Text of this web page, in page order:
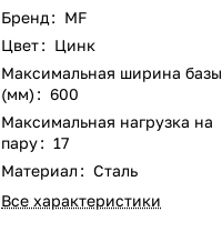
Бренд: MF
Цвет: Цинк
Максимальная ширина базы
(мм) : 600
Максимальная нагрузка на
пару: 17
Материал : Сталь
Все характеристики